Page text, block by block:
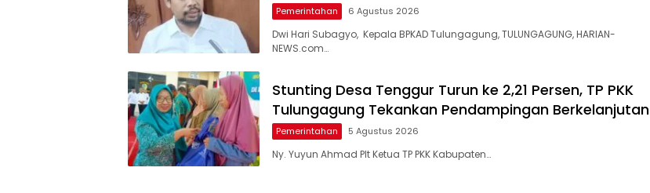
Pemerintahan 6 Agustus 2026
Dwi Hari Subagyo, Kepala BPKAD Tulungagung, TULUNGAGUNG, HARIAN-
NEWS.com…
Stunting Desa Tenggur Turun ke 2,21 Persen, TP PKK
Tulungagung Tekankan Pendampingan Berkelanjutan
Pemerintahan 5 Agustus 2026
Ny. Yuyun Ahmad Plt Ketua TP PKK Kabupaten…